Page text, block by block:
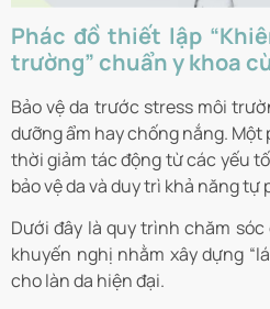
Phác đồ thiết lập
trường” chuẩn y khoa
Bảo vệ da trước stress môi
dưỡng ẩm hay chống nắng.
thời giảm tác động từ các yếu
bảo vệ da và duy trì khả năng tự
Dưới đây là quy trình chăm
khuyến nghị nhằm xây dựng
cho làn da hiện đại.